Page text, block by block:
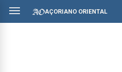
AÇORIANO ORIENTAL